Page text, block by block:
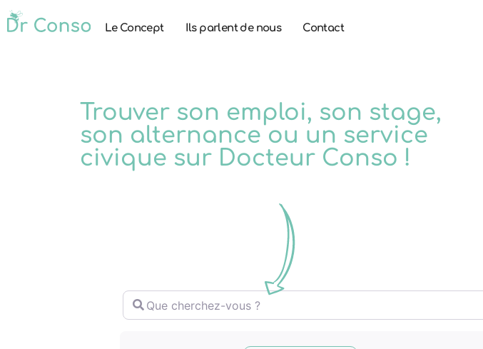
Le Concept Ils parlent de nous Contact
Trouver son emploi, son stage,
son alternance ou un service
civique sur Docteur Conso !
Que cherchez-vous ?